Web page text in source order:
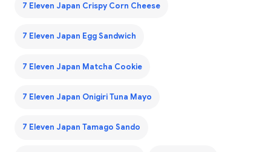
7 Eleven Japan Crispy Corn Cheese
7 Eleven Japan Egg Sandwich
7 Eleven Japan Matcha Cookie
7 Eleven Japan Onigiri Tuna Mayo
7 Eleven Japan Tamago Sando